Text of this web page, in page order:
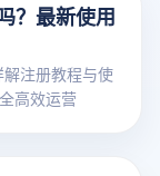
？最新使用
注册教程与使
高效运营